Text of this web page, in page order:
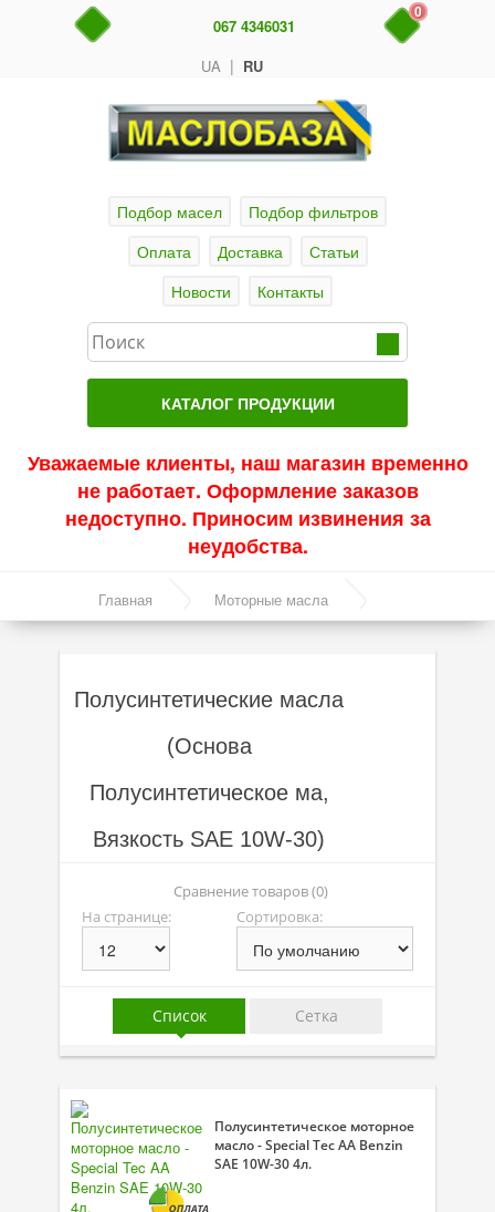
UA | RU
067 4346031
0
Подбор масел
Подбор фильтров
Оплата
Доставка
Статьи
Новости
Контакты
КАТАЛОГ ПРОДУКЦИИ
Актуальные продукты
Акции
Синтетические масла
Минеральные масла
Масло с молибденом
Линейка масел Molygen
Линейка масел Top Tec
Линейка масел Optimal
Присадки
Присадки в масло
Присадки в системы охлаждения
Автокосметика
Трансмиссионные масла
Уважаемые клиенты, наш магазин временно
не работает. Оформление заказов
недоступно. Приносим извинения за
неудобства.
Главная Моторные масла
Полусинтетические масла
(Основа
Полусинтетическое ма,
Вязкость SAE 10W-30)
Сравнение товаров (0)
На странице:
Сортировка:
Список Сетка
Полусинтетическое моторное
масло - Special Tec AA Benzin
SAE 10W-30 4л.